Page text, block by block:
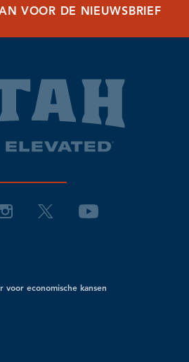
VOOR DE NIEUWSBRIEF
voor economische kansen